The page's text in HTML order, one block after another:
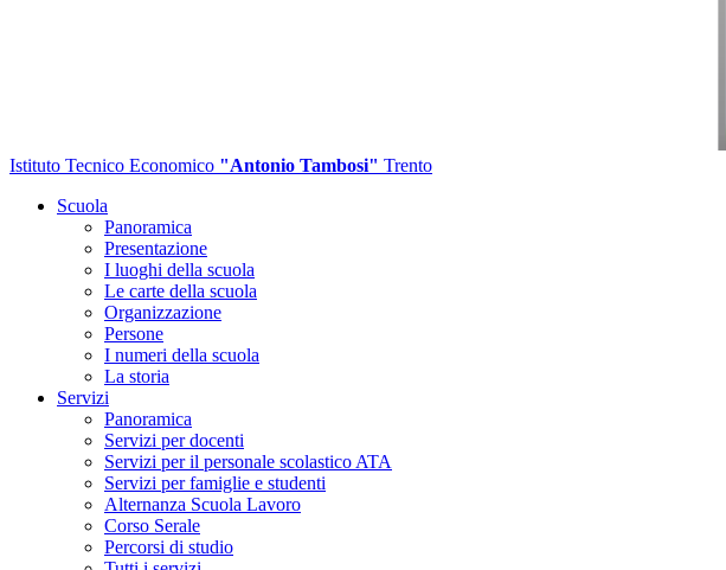
Istituto Tecnico Economico "Antonio Tambosi" Trento
Scuola
Panoramica
Presentazione
I luoghi della scuola
Le carte della scuola
Organizzazione
Persone
I numeri della scuola
La storia
Servizi
Panoramica
Servizi per docenti
Servizi per il personale scolastico ATA
Servizi per famiglie e studenti
Alternanza Scuola Lavoro
Corso Serale
Percorsi di studio